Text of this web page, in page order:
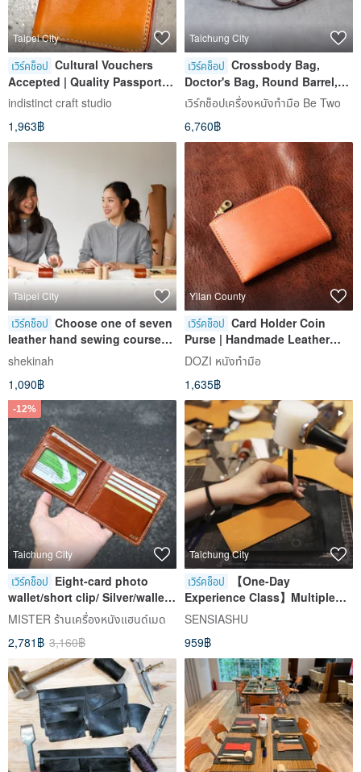
Taipei City
เวิร์คช็อป Cultural Vouchers
Accepted | Quality Passport
Cover / Solo Traveler Friendly /
Beginner Friendly / Taipei City
/ Near 101
indistinct craft studio
1,963฿
Taichung City
เวิร์คช็อป Crossbody Bag,
Doctor's Bag, Round Barrel,
Frame Bag, Experience
Course, Taichung, Shen Ji
New Village
เวิร์กช็อปเครื่องหนังทำมือ Be Two
6,760฿
Taipei City
เวิร์คช็อป Choose one of seven
leather hand sewing courses
[Group size: one person]
shekinah
1,090฿
Yilan County
เวิร์คช็อป Card Holder Coin
Purse | Handmade Leather
Goods | Custom Gift |
Vegetable-Tanned Leather L-
Shaped Coin Purse
DOZI หนังทำมือ
1,635฿
-12%
Taichung City
เวิร์คช็อป Eight-card photo
wallet/short clip/ Silver/wallet
[Hand-dyed leather/hot
stamping experience/group of
one person] Taichung
MISTER ร้านเครื่องหนังแฮนด์เมด
2,781฿ 3,160฿
Taichung City
เวิร์คช็อป
【One-Day
Experience Class】Multiple
Item Options / Beginner-
Friendly / Class for 1 Person /
Group Bookings Available
SENSIASHU
959฿